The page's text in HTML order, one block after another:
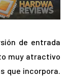
de entrada
muy atractivo
que incorpora.